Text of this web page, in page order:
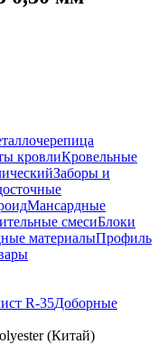
кровлиКровельные
Заборы и
Мансардные
смесиБлоки
материалыПрофиль
R-35Доборные
(Китай)